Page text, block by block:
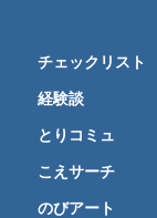
チェックリスト
経験談
とりコミュ
こえサーチ
のびアート